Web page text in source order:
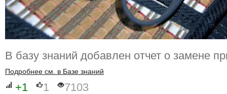
В базу знаний добавлен отчет о замене
Подробнее см. в Базе знаний
+1 1
7103